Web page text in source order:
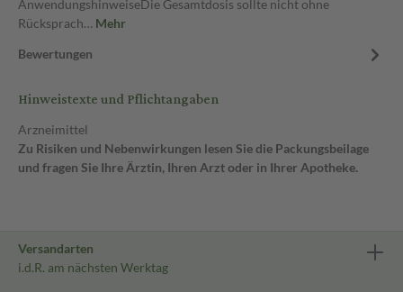
AnwendungshinweiseDie Gesamtdosis sollte nicht ohne
Rücksprach… Mehr
Bewertungen
Hinweistexte und Pflichtangaben
Arzneimittel
Zu Risiken und Nebenwirkungen lesen Sie die Packungsbeilage
und fragen Sie Ihre Ärztin, Ihren Arzt oder in Ihrer Apotheke.
Versandarten
i.d.R. am nächsten Werktag